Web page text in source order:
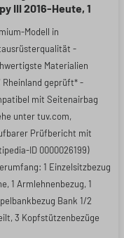
III 2016-Heute, 1
1
Modell in
-
Materialien
Rheinland geprüft* -
mit Seitenairbag
unter tuv.com,
Prüfbericht mit
ID 0000026199)
1 Einzelsitzbezug
1 Armlehnenbezug, 1
Bank 1/2
3 Kopfstützenbezüge